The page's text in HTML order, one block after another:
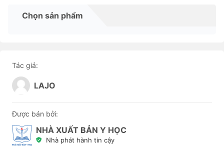
Chọn sản phẩm
Tác giả:
LAJO
Được bán bởi:
NHÀ XUẤT BẢN Y HỌC
Nhà phát hành tin cậy